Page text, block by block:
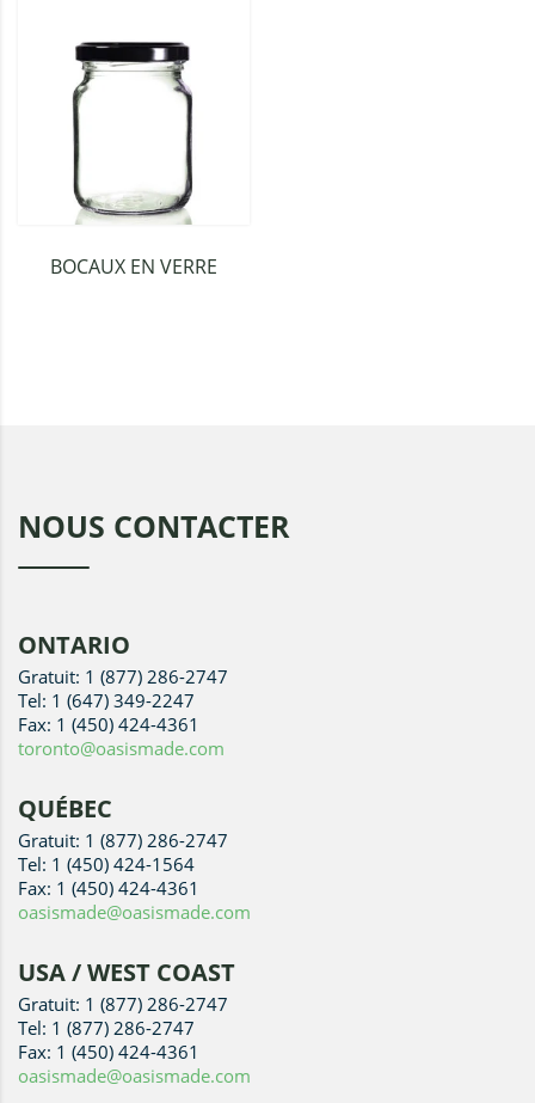
BOCAUX EN VERRE
NOUS CONTACTER
ONTARIO
Gratuit: 1 (877) 286-2747
Tel: 1 (647) 349-2247
Fax: 1 (450) 424-4361
toronto@oasismade.com
QUÉBEC
Gratuit: 1 (877) 286-2747
Tel: 1 (450) 424-1564
Fax: 1 (450) 424-4361
oasismade@oasismade.com
USA / WEST COAST
Gratuit: 1 (877) 286-2747
Tel: 1 (877) 286-2747
Fax: 1 (450) 424-4361
oasismade@oasismade.com